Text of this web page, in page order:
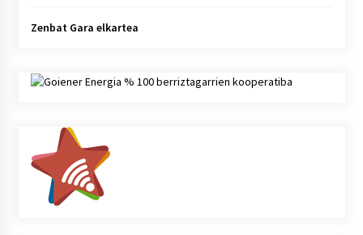
Zenbat Gara elkartea